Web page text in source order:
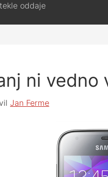
oddaje
ni vedno
Jan Ferme